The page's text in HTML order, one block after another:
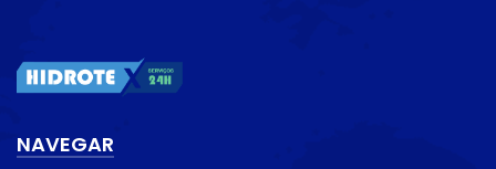
NAVEGAR